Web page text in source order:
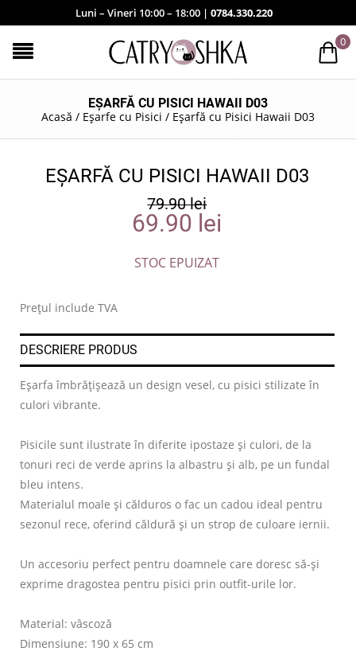
Luni – Vineri 10:00 – 18:00 | 0784.330.220
0
EȘARFĂ CU PISICI HAWAII D03
Acasă / Eșarfe cu Pisici / Eșarfă cu Pisici Hawaii D03
EȘARFĂ CU PISICI HAWAII D03
79.90lei
69.90 lei
STOC EPUIZAT
Prețul include TVA
DESCRIERE PRODUS
Eșarfa îmbrățișează un design vesel, cu pisici stilizate în
culori vibrante.
Pisicile sunt ilustrate în diferite ipostaze și culori, de la
tonuri reci de verde aprins la albastru și alb, pe un fundal
bleu intens.
Materialul moale și călduros o fac un cadou ideal pentru
sezonul rece, oferind căldură și un strop de culoare iernii.
Un accesoriu perfect pentru doamnele care doresc să-și
exprime dragostea pentru pisici prin outfit-urile lor.
Material: vâscoză
Dimensiune: 190 x 65 cm